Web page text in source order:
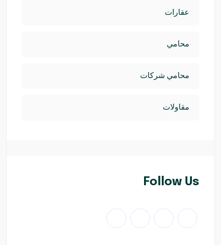
عقارات
محامي
محامي شركات
مقاولات
Follow Us